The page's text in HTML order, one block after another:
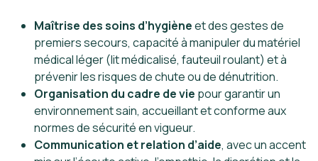
Maîtrise des soins d’hygièneet des gestes de
premiers secours, capacité à manipuler du matériel
médical léger (lit médicalisé, fauteuil roulant) et à
prévenir les risques de chute ou de dénutrition.
Organisation du cadre de vie pour garantir un
environnement sain, accueillant et conforme aux
normes de sécurité en vigueur.
Communication et relation d’aide, avec un accent